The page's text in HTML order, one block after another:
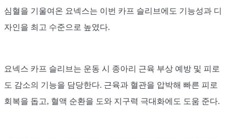
심혈을 기울여온 요넥스는 이번 카프 슬리브에도 기능성과 디
자인을 최고 수준으로 높였다.
요넥스 카프 슬리브는 운동 시 종아리 근육 부상 예방 및 피로
도 감소의 기능을 담당한다. 근육과 혈관을 압박해 빠른 피로
회복을 돕고, 혈액 순환을 도와 지구력 극대화에도 도움 준다.